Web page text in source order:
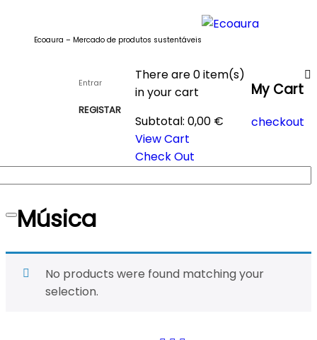
Ecoaura – Mercado de produtos sustentáveis
Entrar
REGISTAR
My Cart
checkout
There are0 item(s)
in your cart
Subtotal: 0,00 €
View Cart
Check Out
Toggle
Música
No products were found matching your
selection.